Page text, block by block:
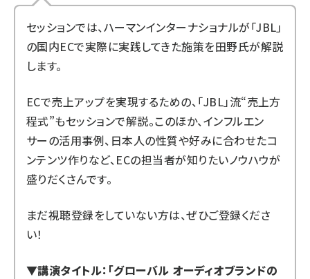
セッションでは、ハーマンインターナショナルが「JBL」
の国内ECで実際に実践してきた施策を田野氏が解説
します。
ECで売上アップを実現するための、「JBL」流“売上方
程式”もセッションで解説。このほか、インフルエン
サーの活用事例、日本人の性質や好みに合わせたコ
ンテンツ作りなど、ECの担当者が知りたいノウハウが
盛りだくさんです。
まだ視聴登録をしていない方は、ぜひご登録くださ
い！
▼講演タイトル：「グローバル オーディオブランドの